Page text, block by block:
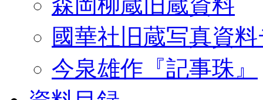
國華社旧蔵写真資
今泉雄作『記事珠』